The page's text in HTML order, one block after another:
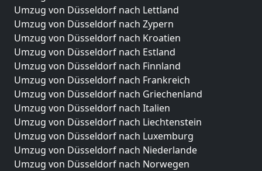
Umzug von Düsseldorf nach Lettland
Umzug von Düsseldorf nach Zypern
Umzug von Düsseldorf nach Kroatien
Umzug von Düsseldorf nach Estland
Umzug von Düsseldorf nach Finnland
Umzug von Düsseldorf nach Frankreich
Umzug von Düsseldorf nach Griechenland
Umzug von Düsseldorf nach Italien
Umzug von Düsseldorf nach Liechtenstein
Umzug von Düsseldorf nach Luxemburg
Umzug von Düsseldorf nach Niederlande
Umzug von Düsseldorf nach Norwegen